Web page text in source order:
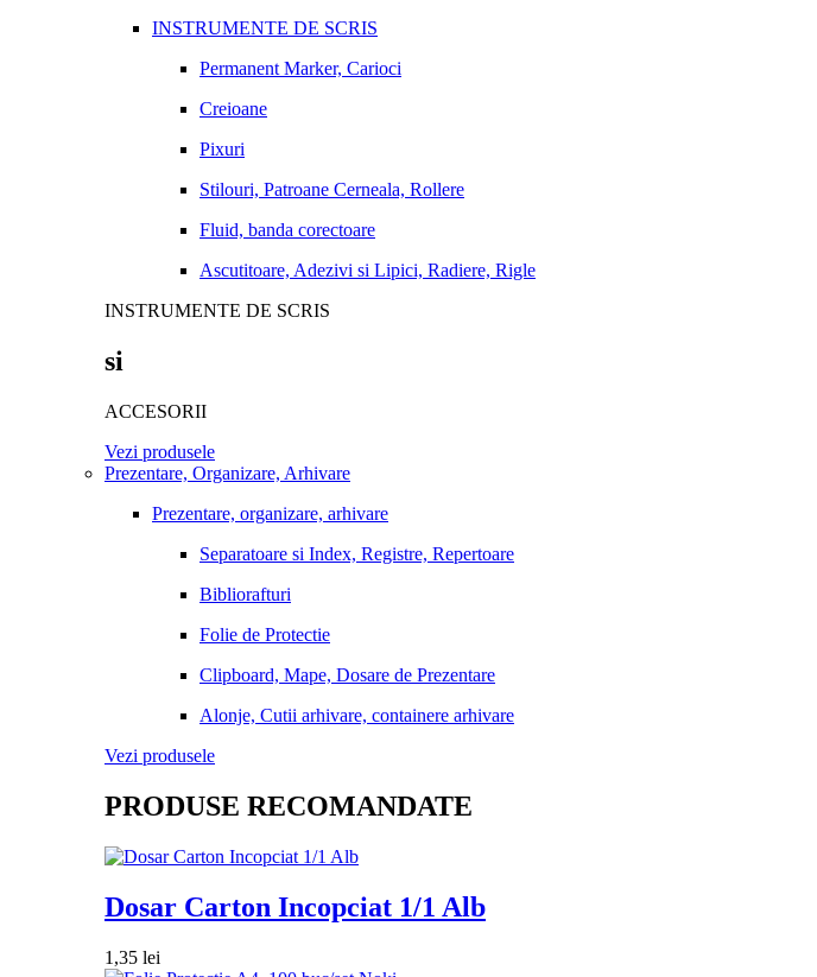
INSTRUMENTE DE SCRIS
Permanent Marker, Carioci
Creioane
Pixuri
Stilouri, Patroane Cerneala, Rollere
Fluid, banda corectoare
Ascutitoare, Adezivi si Lipici, Radiere, Rigle
INSTRUMENTE DE SCRIS
si
ACCESORII
Vezi produsele
Prezentare, Organizare, Arhivare
Prezentare, organizare, arhivare
Separatoare si Index, Registre, Repertoare
Bibliorafturi
Folie de Protectie
Clipboard, Mape, Dosare de Prezentare
Alonje, Cutii arhivare, containere arhivare
Vezi produsele
PRODUSE RECOMANDATE
Dosar Carton Incopciat 1/1 Alb
1,35 lei